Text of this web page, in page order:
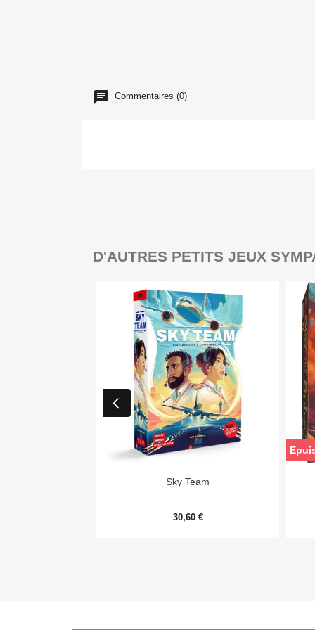
Commentaires (0)
D'AUTRES PETITS JEUX
Aperçu rapide
Sky Team
30,60 €